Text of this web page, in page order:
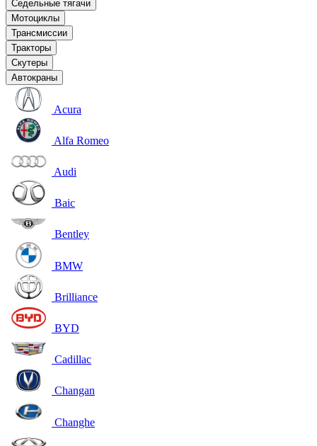
Седельные тягачи
Мотоциклы
Трансмиссии
Тракторы
Скутеры
Автокраны
Acura
Alfa Romeo
Audi
Baic
Bentley
BMW
Brilliance
BYD
Cadillac
Changan
Changhe